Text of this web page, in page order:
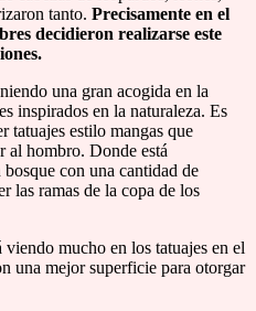
tanto. Precisamente en el
decidieron realizarse este
una gran acogida en la
inspirados en la naturaleza. Es
tatuajes estilo mangas que
al hombro. Donde está
con una cantidad de
las ramas de la copa de los
mucho en los tatuajes en el
una mejor superficie para otorgar